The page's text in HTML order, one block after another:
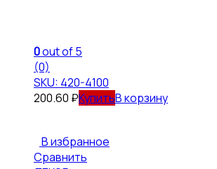
0out of 5
(0)
SKU: 420-4100
200.60 ₽ В корзину
В избранное
Сравнить